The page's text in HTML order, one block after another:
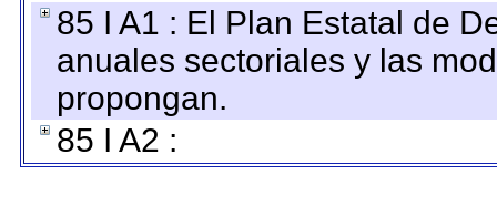
85 I A1 : El Plan Estatal de
anuales sectoriales y las
propongan.
85 I A2 :